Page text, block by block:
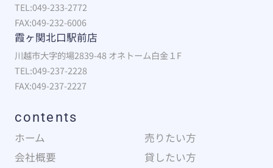
TEL:049-233-2772
FAX:049-232-6006
霞ヶ関北口駅前店
川越市大字的場2839-48 オネトーム白金１F
TEL:049-237-2228
FAX:049-237-2227
contents
ホーム
売りたい方
会社概要
貸したい方